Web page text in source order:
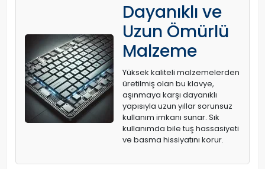
Dayanıklı ve
Uzun Ömürlü
Malzeme
Yüksek kaliteli malzemelerden
üretilmiş olan bu klavye,
aşınmaya karşı dayanıklı
yapısıyla uzun yıllar sorunsuz
kullanım imkanı sunar. Sık
kullanımda bile tuş hassasiyeti
ve basma hissiyatını korur.